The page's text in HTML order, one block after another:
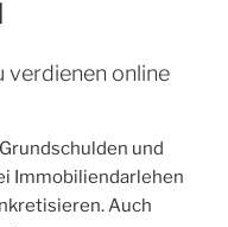
verdienen online
und
Immobiliendarlehen
Auch